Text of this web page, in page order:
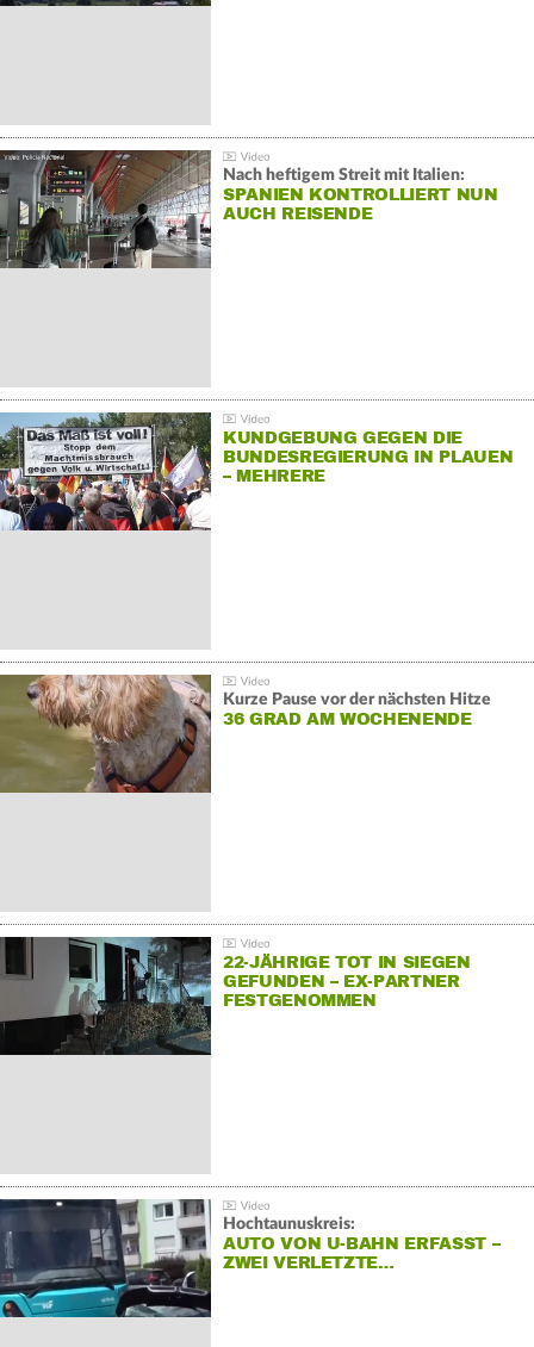
Nach heftigem Streit mit Italien:
SPANIEN KONTROLLIERT NUN
AUCH REISENDE
KUNDGEBUNG GEGEN DIE
BUNDESREGIERUNG IN PLAUEN
– MEHRERE
Kurze Pause vor der nächsten Hitze
36 GRAD AM WOCHENENDE
22-JÄHRIGE TOT IN SIEGEN
GEFUNDEN – EX-PARTNER
FESTGENOMMEN
Hochtaunuskreis:
AUTO VON U-BAHN ERFASST –
ZWEI VERLETZTE…